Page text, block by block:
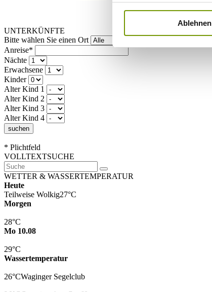
Ablehnen
UNTERKÜNFTE
Bitte wählen Sie einen Ort
Anreise*
Nächte
Erwachsene
Kinder
Alter Kind 1
Alter Kind 2
Alter Kind 3
Alter Kind 4
suchen
* Plichtfeld
VOLLTEXTSUCHE
WETTER & WASSERTEMPERATUR
Heute
Teilweise Wolkig27°C
Morgen
28°C
Mo 10.08
29°C
Wassertemperatur
26°CWaginger Segelclub